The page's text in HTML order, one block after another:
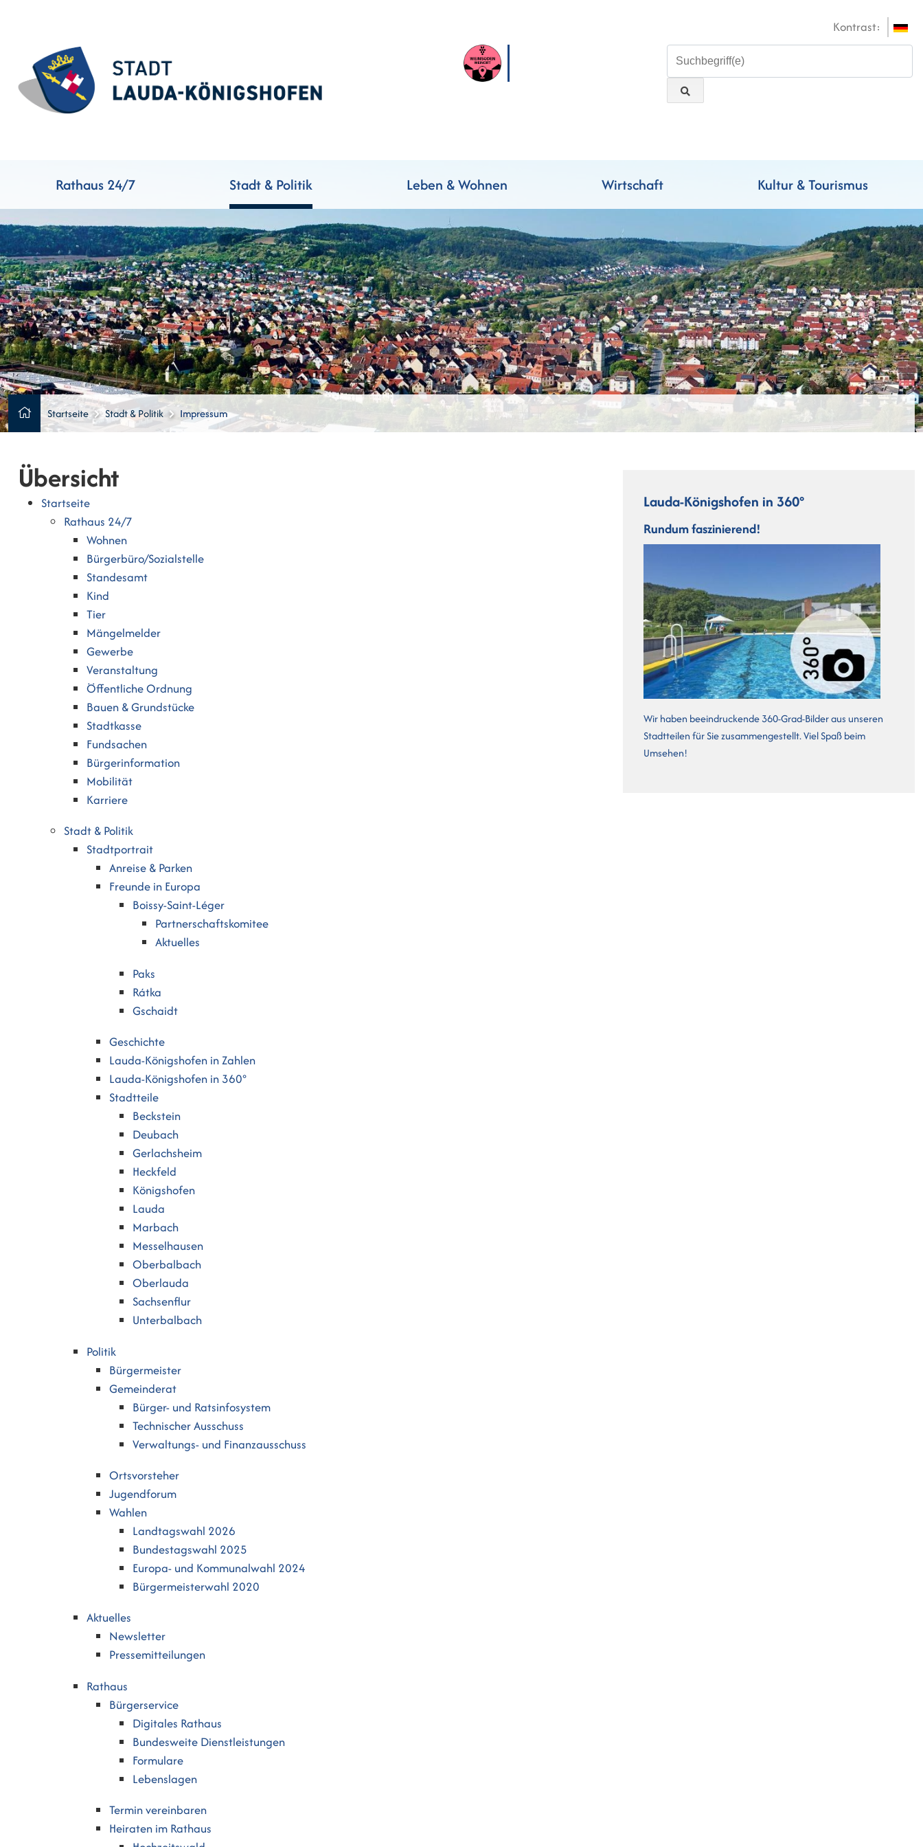
Kontrast:
Rathaus 24/7 Stadt & Politik Leben & Wohnen Wirtschaft Kultur & Tourismus
Startseite Stadt & Politik Impressum
Übersicht
Startseite
Rathaus 24/7
Wohnen
Bürgerbüro/Sozialstelle
Standesamt
Kind
Tier
Mängelmelder
Gewerbe
Veranstaltung
Öffentliche Ordnung
Bauen & Grundstücke
Stadtkasse
Fundsachen
Bürgerinformation
Mobilität
Karriere
Stadt & Politik
Stadtportrait
Anreise & Parken
Freunde in Europa
Boissy-Saint-Léger
Partnerschaftskomitee
Aktuelles
Paks
Rátka
Gschaidt
Geschichte
Lauda-Königshofen in Zahlen
Lauda-Königshofen in 360°
Stadtteile
Beckstein
Deubach
Gerlachsheim
Heckfeld
Königshofen
Lauda
Marbach
Messelhausen
Oberbalbach
Oberlauda
Sachsenflur
Unterbalbach
Politik
Bürgermeister
Gemeinderat
Bürger- und Ratsinfosystem
Technischer Ausschuss
Verwaltungs- und Finanzausschuss
Ortsvorsteher
Jugendforum
Wahlen
Landtagswahl 2026
Bundestagswahl 2025
Europa- und Kommunalwahl 2024
Bürgermeisterwahl 2020
Aktuelles
Newsletter
Pressemitteilungen
Rathaus
Bürgerservice
Digitales Rathaus
Bundesweite Dienstleistungen
Formulare
Lebenslagen
Termin vereinbaren
Heiraten im Rathaus
Lauda-Königshofen in 360°
Rundum faszinierend!
Wir haben beeindruckende 360-Grad-Bilder aus unseren
Stadtteilen für Sie zusammengestellt. Viel Spaß beim
Umsehen!